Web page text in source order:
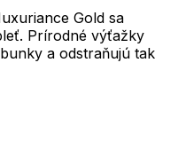
Gold sa
Prírodné výťažky
a odstraňujú tak